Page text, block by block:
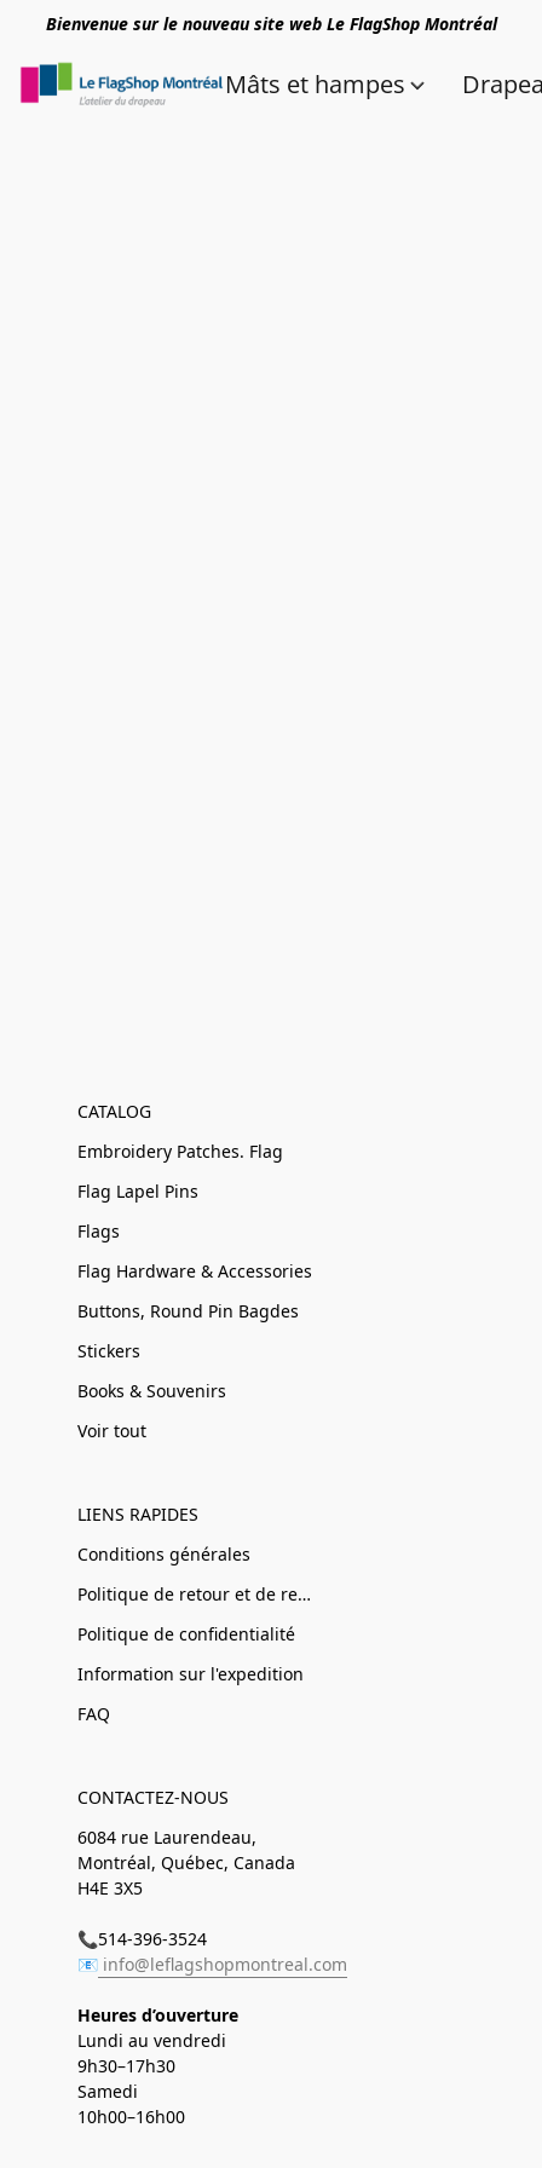
Bienvenue sur le nouveau site web Le FlagShop Montréal
Mâts et hampes
CATALOG
Embroidery Patches. Flag
Flag Lapel Pins
Flags
Flag Hardware & Accessories
Buttons, Round Pin Bagdes
Stickers
Books & Souvenirs
Voir tout
LIENS RAPIDES
Conditions générales
Politique de retour et de remboursement
Politique de confidentialité
Information sur l'expedition
FAQ
CONTACTEZ-NOUS
6084 rue Laurendeau,
Montréal, Québec, Canada
H4E 3X5
📞514-396-3524
📧 info@leflagshopmontreal.com
Heures d’ouverture
Lundi au vendredi
9h30–17h30
Samedi
10h00–16h00